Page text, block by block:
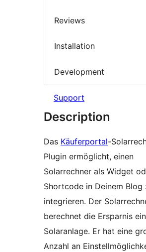
Reviews
Installation
Development
Support
Description
Das Käuferportal-
Plugin ermöglicht, einen
Solarrechner als Widget
Shortcode in Deinem Blog
integrieren. Der
berechnet die Ersparnis
Solaranlage. Er hat eine
Anzahl an